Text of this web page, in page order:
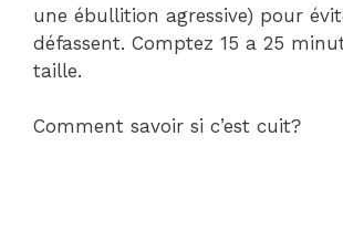
une ébullition agressive) pour
défassent. Comptez 15 a 25
taille.
Comment savoir si c’est cuit?